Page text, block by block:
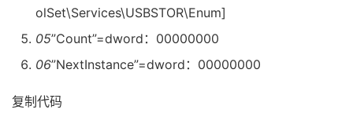
olSet\Services\USBSTOR\Enum]
05”Count”=dword：00000000
06”NextInstance”=dword：00000000
复制代码